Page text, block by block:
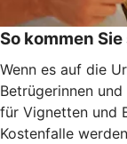
So kommen
Wenn es auf die
Betrügerinnen
für Vignetten und
Kostenfalle